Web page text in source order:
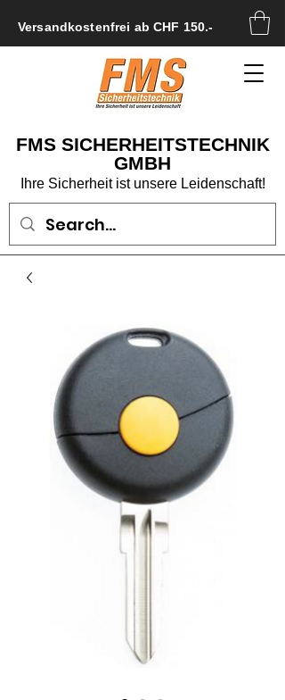
FMS SICHERHEITSTECHNIK
GMBH
Ihre Sicherheit ist unsere Leidenschaft!
Versandkostenfrei ab CHF 150.-